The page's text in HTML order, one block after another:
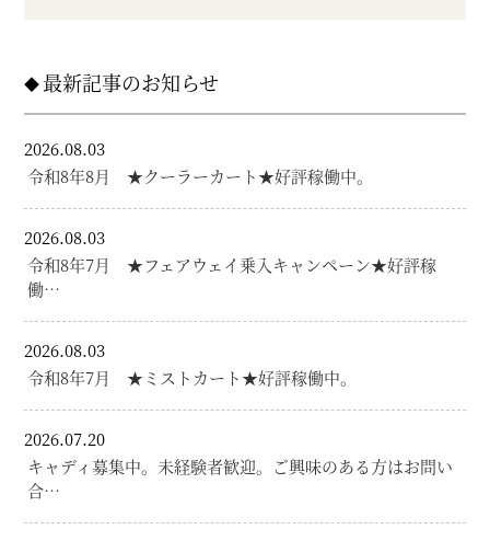
最新記事のお知らせ
2026.08.03
令和8年8月 ★クーラーカート★好評稼働中。
2026.08.03
令和8年7月 ★フェアウェイ乗入キャンペーン★好評稼
働…
2026.08.03
令和8年7月 ★ミストカート★好評稼働中。
2026.07.20
キャディ募集中。未経験者歓迎。ご興味のある方はお問い
合…